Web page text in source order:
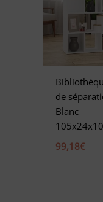
de
Blanc
99,18€